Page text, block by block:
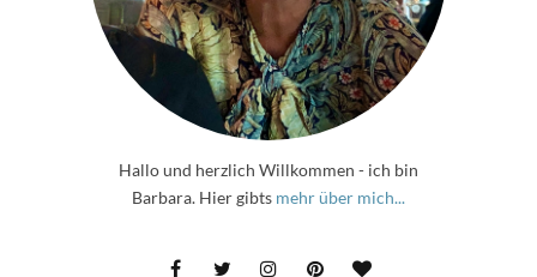
Hallo und herzlich Willkommen - ich bin
Barbara. Hier gibts mehr über mich...